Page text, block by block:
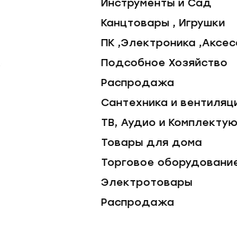
Инструменты и Сад
Канцтовары , Игрушки
ПК ,Электроника
Подсобное Хозяйство
Распродажа
Сантехника и
ТВ, Аудио и
Товары для дома
Торговое
Электротовары
Распродажа